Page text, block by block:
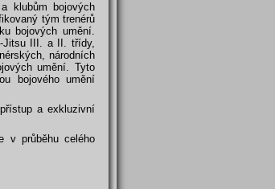
klubům bojových
tým trenérů
bojových umění.
Jitsu III. a II. třídy,
národních
umění. Tyto
bojového umění
a exkluzivní
v průběhu celého